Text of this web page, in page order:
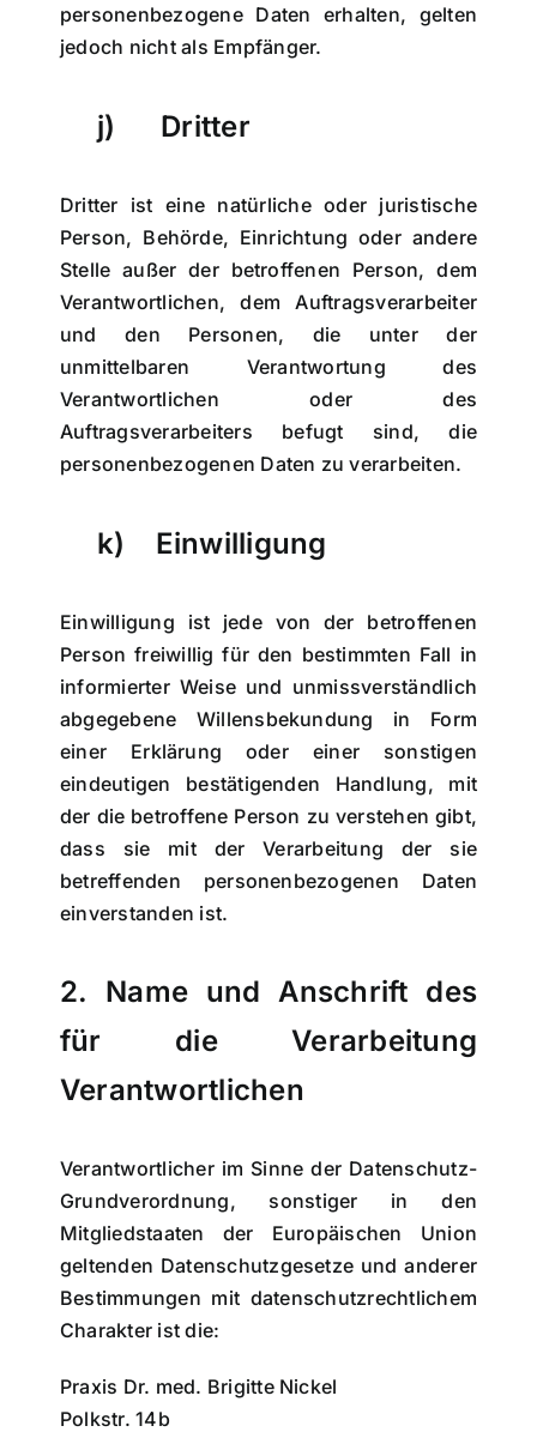
personenbezogene Daten erhalten, gelten
jedoch nicht als Empfänger.
j) Dritter
Dritter ist eine natürliche oder juristische
Person, Behörde, Einrichtung oder andere
Stelle außer der betroffenen Person, dem
Verantwortlichen, dem Auftragsverarbeiter
und den Personen, die unter der
unmittelbaren Verantwortung des
Verantwortlichen oder des
Auftragsverarbeiters befugt sind, die
personenbezogenen Daten zu verarbeiten.
k) Einwilligung
Einwilligung ist jede von der betroffenen
Person freiwillig für den bestimmten Fall in
informierter Weise und unmissverständlich
abgegebene Willensbekundung in Form
einer Erklärung oder einer sonstigen
eindeutigen bestätigenden Handlung, mit
der die betroffene Person zu verstehen gibt,
dass sie mit der Verarbeitung der sie
betreffenden personenbezogenen Daten
einverstanden ist.
2. Name und Anschrift des
für die Verarbeitung
Verantwortlichen
Verantwortlicher im Sinne der Datenschutz-
Grundverordnung, sonstiger in den
Mitgliedstaaten der Europäischen Union
geltenden Datenschutzgesetze und anderer
Bestimmungen mit datenschutzrechtlichem
Charakter ist die:
Praxis Dr. med. Brigitte Nickel
Polkstr. 14b